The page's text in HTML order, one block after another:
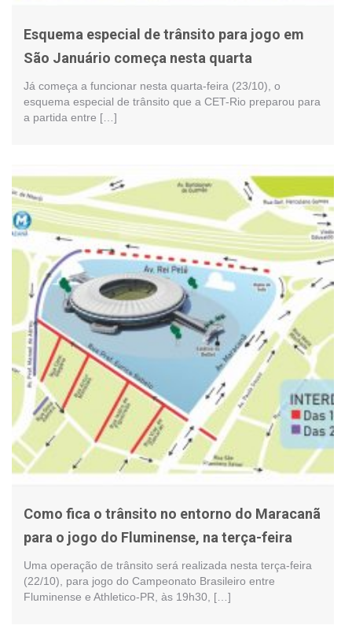
Esquema especial de trânsito para jogo em
São Januário começa nesta quarta
Já começa a funcionar nesta quarta-feira (23/10), o
esquema especial de trânsito que a CET-Rio preparou para
a partida entre […]
Como fica o trânsito no entorno do Maracanã
para o jogo do Fluminense, na terça-feira
Uma operação de trânsito será realizada nesta terça-feira
(22/10), para jogo do Campeonato Brasileiro entre
Fluminense e Athletico-PR, às 19h30, […]